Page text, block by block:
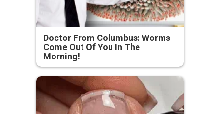
Doctor From Columbus: Worms
Come Out Of You In The
Morning!